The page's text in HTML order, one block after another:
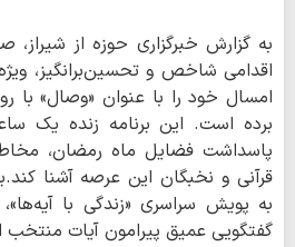
به گزارش خبرگزاری حوزه از
اقدامی شاخص و تحسین‌برانگیز،
امسال خود را با عنوان «وصال» با
برده است. این برنامه زنده یک
پاسداشت فضایل ماه رمضان،
قرآنی و نخبگان این عرصه آشنا
به پویش سراسری «زندگی با
گفتگویی عمیق پیرامون آیات